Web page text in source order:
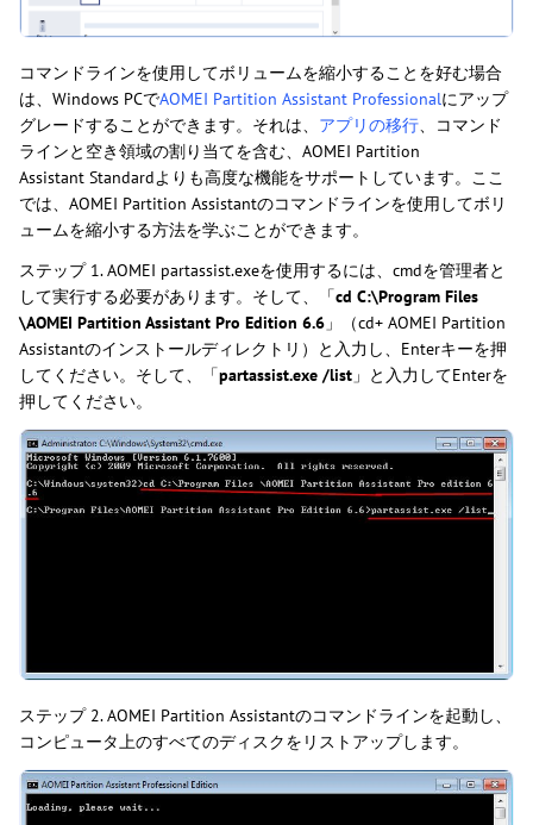
コマンドラインを使用してボリュームを縮小することを好む場合
は、Windows PCでAOMEI Partition Assistant Professionalにアップ
グレードすることができます。それは、 アプリの移行、コマンド
ラインと空き領域の割り当てを含む、AOMEI Partition
Assistant Standardよりも高度な機能をサポートしています。ここ
では、AOMEI Partition Assistantのコマンドラインを使用してボリ
ュームを縮小する方法を学ぶことができます。
ステップ 1. AOMEI partassist.exeを使用するには、cmdを管理者と
して実行する必要があります。そして、「cd C:\Program Files
\AOMEI Partition Assistant Pro Edition 6.6 」（cd+ AOMEI Partition
Assistantのインストールディレクトリ）と入力し、Enterキーを押
してください。そして、「partassist.exe /list 」と入力してEnterを
押してください。
ステップ 2. AOMEI Partition Assistantのコマンドラインを起動し、
コンピュータ上のすべてのディスクをリストアップします。